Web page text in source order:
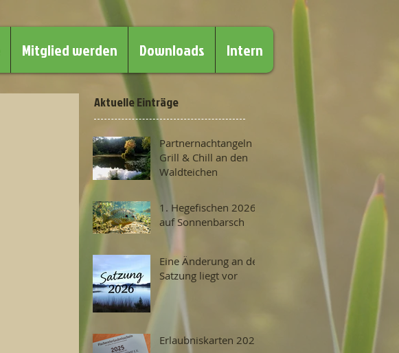
Mitglied werden Downloads Intern
Aktuelle Einträge
Partnernachtangeln –
Grill & Chill an den
Waldteichen
1. Hegefischen 2026
auf Sonnenbarsch
Eine Änderung an der
Satzung liegt vor
Erlaubniskarten 2026